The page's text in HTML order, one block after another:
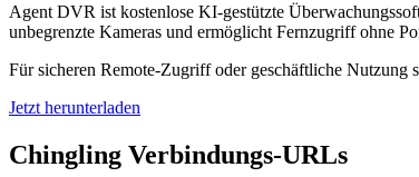
Agent DVR ist kostenlose KI-gestützte
unbegrenzte Kameras und ermöglicht Fernzugriff ohne
Für sicheren Remote-Zugriff oder geschäftliche Nutzung
Jetzt herunterladen
Chingling Verbindungs-URLs